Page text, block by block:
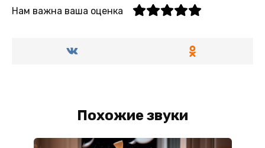
Нам важна ваша оценка
Похожие звуки